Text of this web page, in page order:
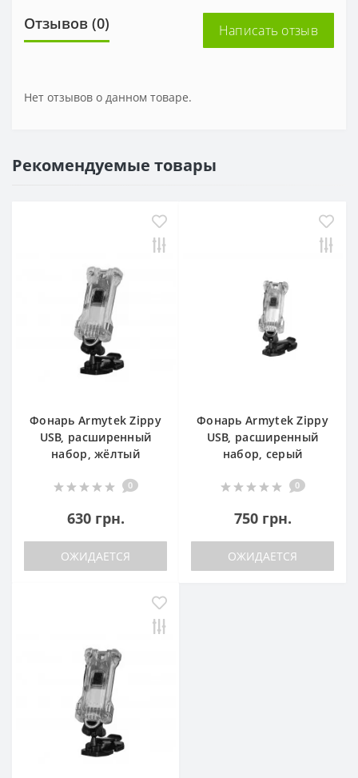
Отзывов (0) Написать отзыв
Нет отзывов о данном товаре.
Рекомендуемые товары
Фонарь Armytek Zippy
USB, расширенный
набор, жёлтый
0
630 грн.
ОЖИДАЕТСЯ
Фонарь Armytek Zippy
USB, расширенный
набор, серый
0
750 грн.
ОЖИДАЕТСЯ